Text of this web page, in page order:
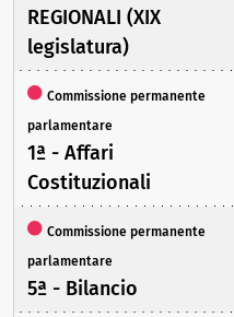
REGIONALI (XIX
legislatura)
Commissione permanente
parlamentare
1ª - Affari
Costituzionali
Commissione permanente
parlamentare
5ª - Bilancio